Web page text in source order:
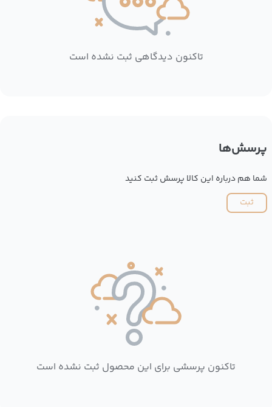
تاکنون دیدگاهی ثبت نشده است
پرسش‌ها
شما هم درباره این کالا پرسش ثبت کنید
ثبت
تاکنون پرسشی برای این محصول ثبت نشده است